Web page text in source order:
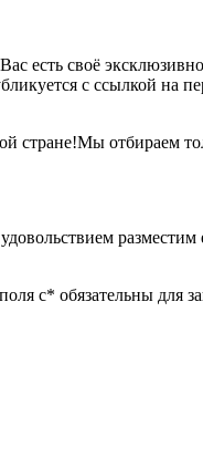
есть своё
с ссылкой на
стране!Мы отбираем
разместим
с* обязательны для